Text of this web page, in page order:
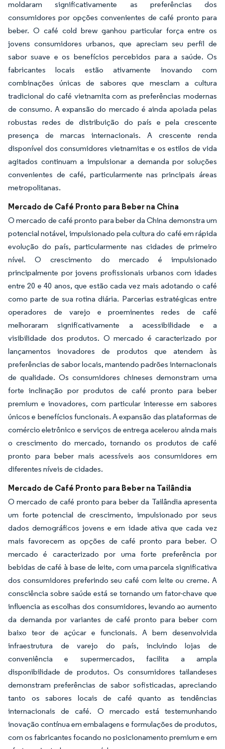
moldaram significativamente as preferências dos
consumidores por opções convenientes de café pronto para
beber. O café cold brew ganhou particular força entre os
jovens consumidores urbanos, que apreciam seu perfil de
sabor suave e os benefícios percebidos para a saúde. Os
fabricantes locais estão ativamente inovando com
combinações únicas de sabores que mesclam a cultura
tradicional do café vietnamita com as preferências modernas
de consumo. A expansão do mercado é ainda apoiada pelas
robustas redes de distribuição do país e pela crescente
presença de marcas internacionais. A crescente renda
disponível dos consumidores vietnamitas e os estilos de vida
agitados continuam a impulsionar a demanda por soluções
convenientes de café, particularmente nas principais áreas
metropolitanas.
Mercado de Café Pronto para Beber na China
O mercado de café pronto para beber da China demonstra um
potencial notável, impulsionado pela cultura do café em rápida
evolução do país, particularmente nas cidades de primeiro
nível. O crescimento do mercado é impulsionado
principalmente por jovens profissionais urbanos com idades
entre 20 e 40 anos, que estão cada vez mais adotando o café
como parte de sua rotina diária. Parcerias estratégicas entre
operadores de varejo e proeminentes redes de café
melhoraram significativamente a acessibilidade e a
visibilidade dos produtos. O mercado é caracterizado por
lançamentos inovadores de produtos que atendem às
preferências de sabor locais, mantendo padrões internacionais
de qualidade. Os consumidores chineses demonstram uma
forte inclinação por produtos de café pronto para beber
premium e inovadores, com particular interesse em sabores
únicos e benefícios funcionais. A expansão das plataformas de
comércio eletrônico e serviços de entrega acelerou ainda mais
o crescimento do mercado, tornando os produtos de café
pronto para beber mais acessíveis aos consumidores em
diferentes níveis de cidades.
Mercado de Café Pronto para Beber na Tailândia
O mercado de café pronto para beber da Tailândia apresenta
um forte potencial de crescimento, impulsionado por seus
dados demográficos jovens e em idade ativa que cada vez
mais favorecem as opções de café pronto para beber. O
mercado é caracterizado por uma forte preferência por
bebidas de café à base de leite, com uma parcela significativa
dos consumidores preferindo seu café com leite ou creme. A
consciência sobre saúde está se tornando um fator-chave que
influencia as escolhas dos consumidores, levando ao aumento
da demanda por variantes de café pronto para beber com
baixo teor de açúcar e funcionais. A bem desenvolvida
infraestrutura de varejo do país, incluindo lojas de
conveniência e supermercados, facilita a ampla
disponibilidade de produtos. Os consumidores tailandeses
demonstram preferências de sabor sofisticadas, apreciando
tanto os sabores locais de café quanto as tendências
internacionais de café. O mercado está testemunhando
inovação contínua em embalagens e formulações de produtos,
com os fabricantes focando no posicionamento premium e em